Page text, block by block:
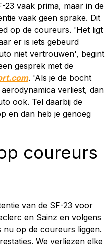
23 vaak prima, maar in de
vaak geen sprake. Dit
op de coureurs. 'Het ligt
er is iets gebeurd
niet vertrouwen', begint
gesprek met de
. 'Als je de bocht
verliest, dan
ook. Tel daarbij de
en dan heb je genoeg
coureurs
van de SF-23 voor
en Sainz en volgens
nu op de coureurs liggen.
We verliezen elke